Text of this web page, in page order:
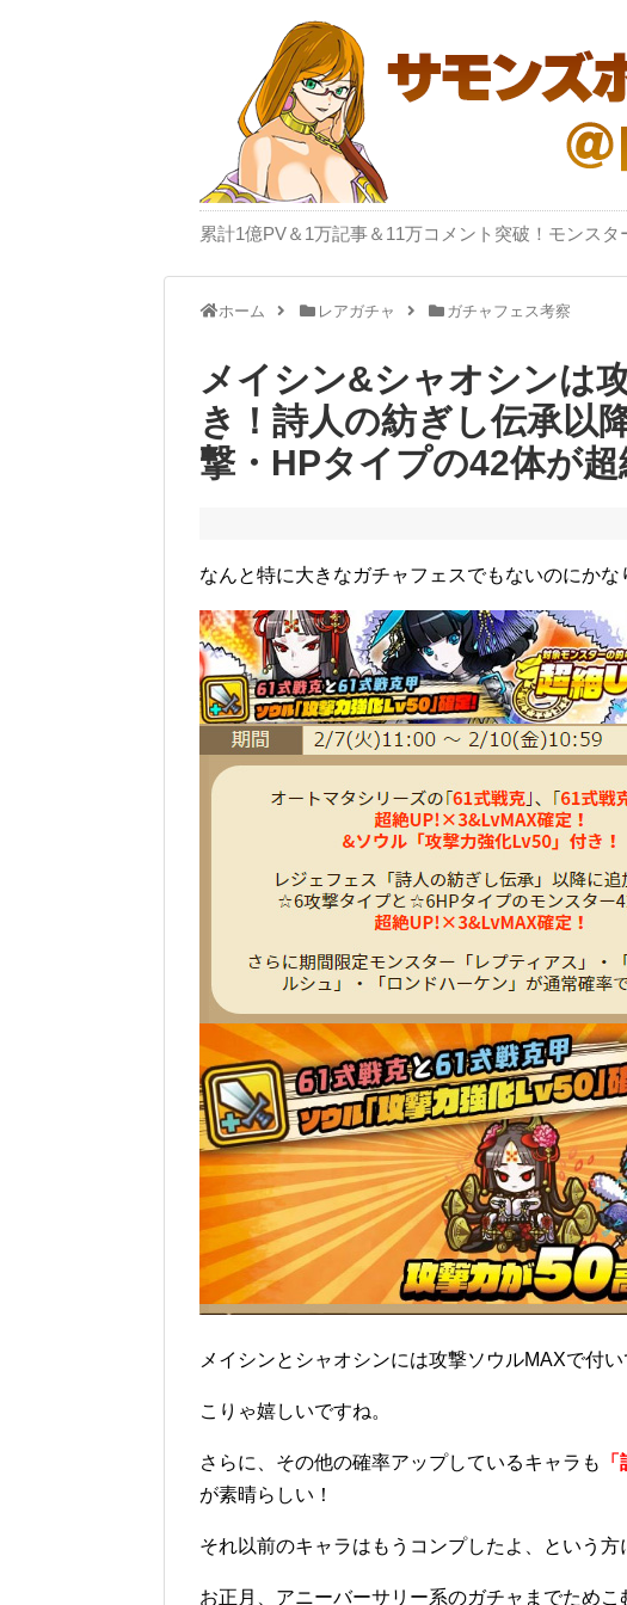
累計1億PV＆1万記事＆11万コメント突破！モンス
ホーム レアガチャ ガチャフェス考察
メイシン&シャオシンは
き！詩人の紡ぎし伝承以
撃・HPタイプの42体が
なんと特に大きなガチャフェスでもないのにか
メイシンとシャオシンには攻撃ソウルMAXで付い
こりゃ嬉しいですね。
さらに、その他の確率アップしているキャラも
が素晴らしい！
それ以前のキャラはもうコンプしたよ、という方
お正月、アニーバーサリー系のガチャまでため